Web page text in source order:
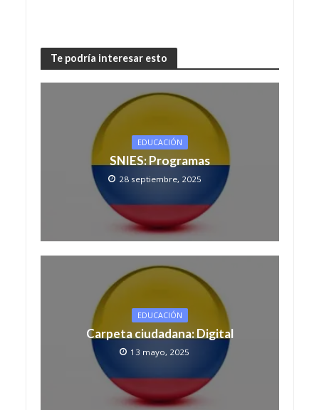
Te podría interesar esto
EDUCACIÓN
SNIES: Programas
28 septiembre, 2025
EDUCACIÓN
Carpeta ciudadana: Digital
13 mayo, 2025